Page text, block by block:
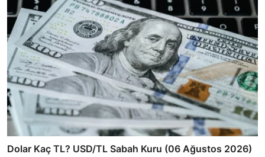
Dolar Kaç TL? USD/TL Sabah Kuru (06 Ağustos 2026)